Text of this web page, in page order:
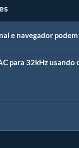
e navegador
para 32kHz usando